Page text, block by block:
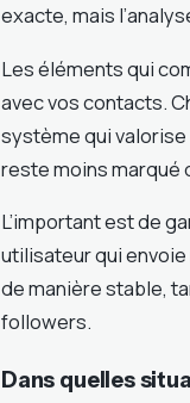
exacte, mais
Les éléments qui
avec vos contacts.
système qui
reste moins marqué
L’important est de
utilisateur qui
de manière stable,
followers.
Dans quelles